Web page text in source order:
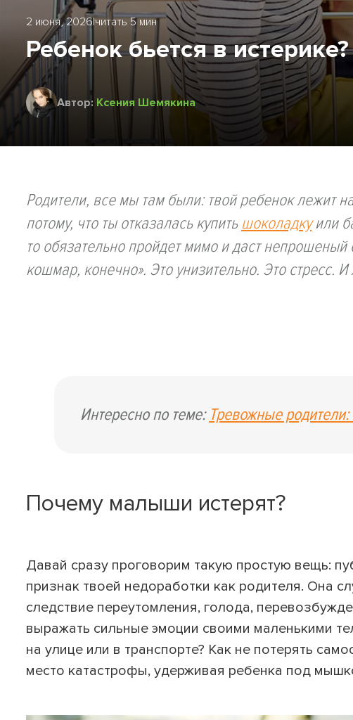
2 июня, 2026|читать 5 мин
Ребенок бьется в
Автор: Ксения Шемякина
Родители, все мы там были: твой ребенок лежит
потому, что ты отказалась купитьшоколадкуили
то обязательно пройдет мимо и даст
кошмар, конечно». Это унизительно. Это стресс. И
Интересно по теме: Тревожные родители:
Почему малыши истерят?
Давай сразу проговорим такую простую вещь:
признак твоей недоработки как родителя. Она
следствие переутомления, голода,
выражать сильные эмоции своими маленькими
на улице или в транспорте? Как не потерять
место катастрофы, удерживая ребенка под